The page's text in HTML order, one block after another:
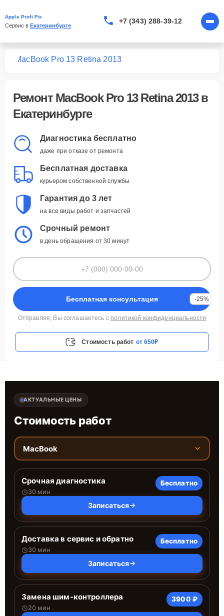
Apple Profi Fix
Сервис в Екатеринбурге
+7 (343) 288-39-12
MacBook Pro 13 Retina 2013
Ремонт MacBook Pro 13 Retina 2013в
Екатеринбурге
Диагностика бесплатно
даже при отказе от ремонта
Бесплатная доставка
курьером собственной службы
Гарантия до 3 лет
на все виды работ и запчастей
Срочный ремонт
в день обращения от 30 минут
Бесплатная консультация -25%
Отправляя, Вы соглашаетесь с политикой конфиденциальности
Стоимость работ от 650₽
АКТУАЛЬНЫЕ ЦЕНЫ
Стоимость работ
MacBook
Срочная диагностика
30 мин
Бесплатно
Записаться
Доставка в сервис и обратно
30 мин
Бесплатно
Записаться
Замена шим-контроллера
20 мин
3900 ₽